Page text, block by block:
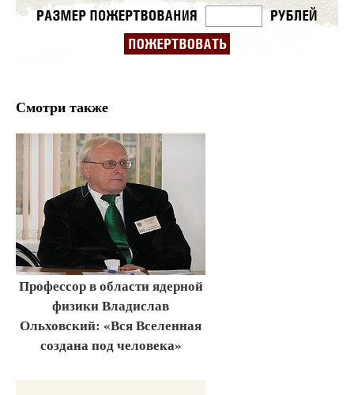
Смотри также
Профессор в области ядерной
физики Владислав
Ольховский: «Вся Вселенная
создана под человека»